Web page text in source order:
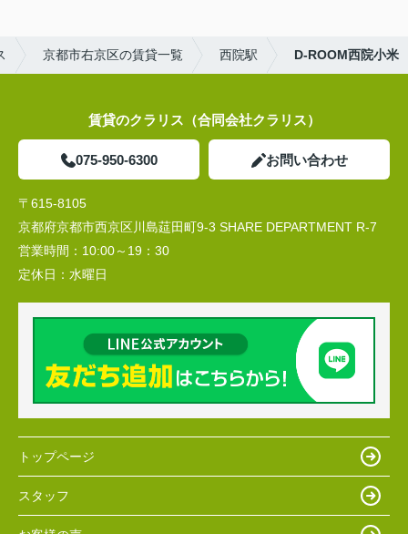
京都市右京区の賃貸一覧 西院駅 D-ROOM西院小米
賃貸のクラリス（合同会社クラリス）
075-950-6300 お問い合わせ
〒615-8105
京都府京都市西京区川島莚田町9-3 SHARE DEPARTMENT R-7
営業時間： 10:00～19：30
定休日： 水曜日
トップページ
スタッフ